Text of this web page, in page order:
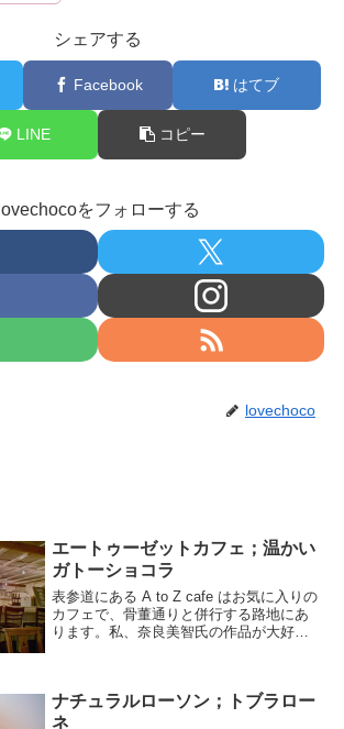
シェアする
Facebook はてブ
LINE コピー
lovechocoをフォローする
lovechoco
エートゥーゼットカフェ；温かい
ガトーショコラ
表参道にある A to Z cafe はお気に入りの
カフェで、骨董通りと併行する路地にあ
ります。私、奈良美智氏の作品が大好き
さ...
ナチュラルローソン；トブラロー
ネ